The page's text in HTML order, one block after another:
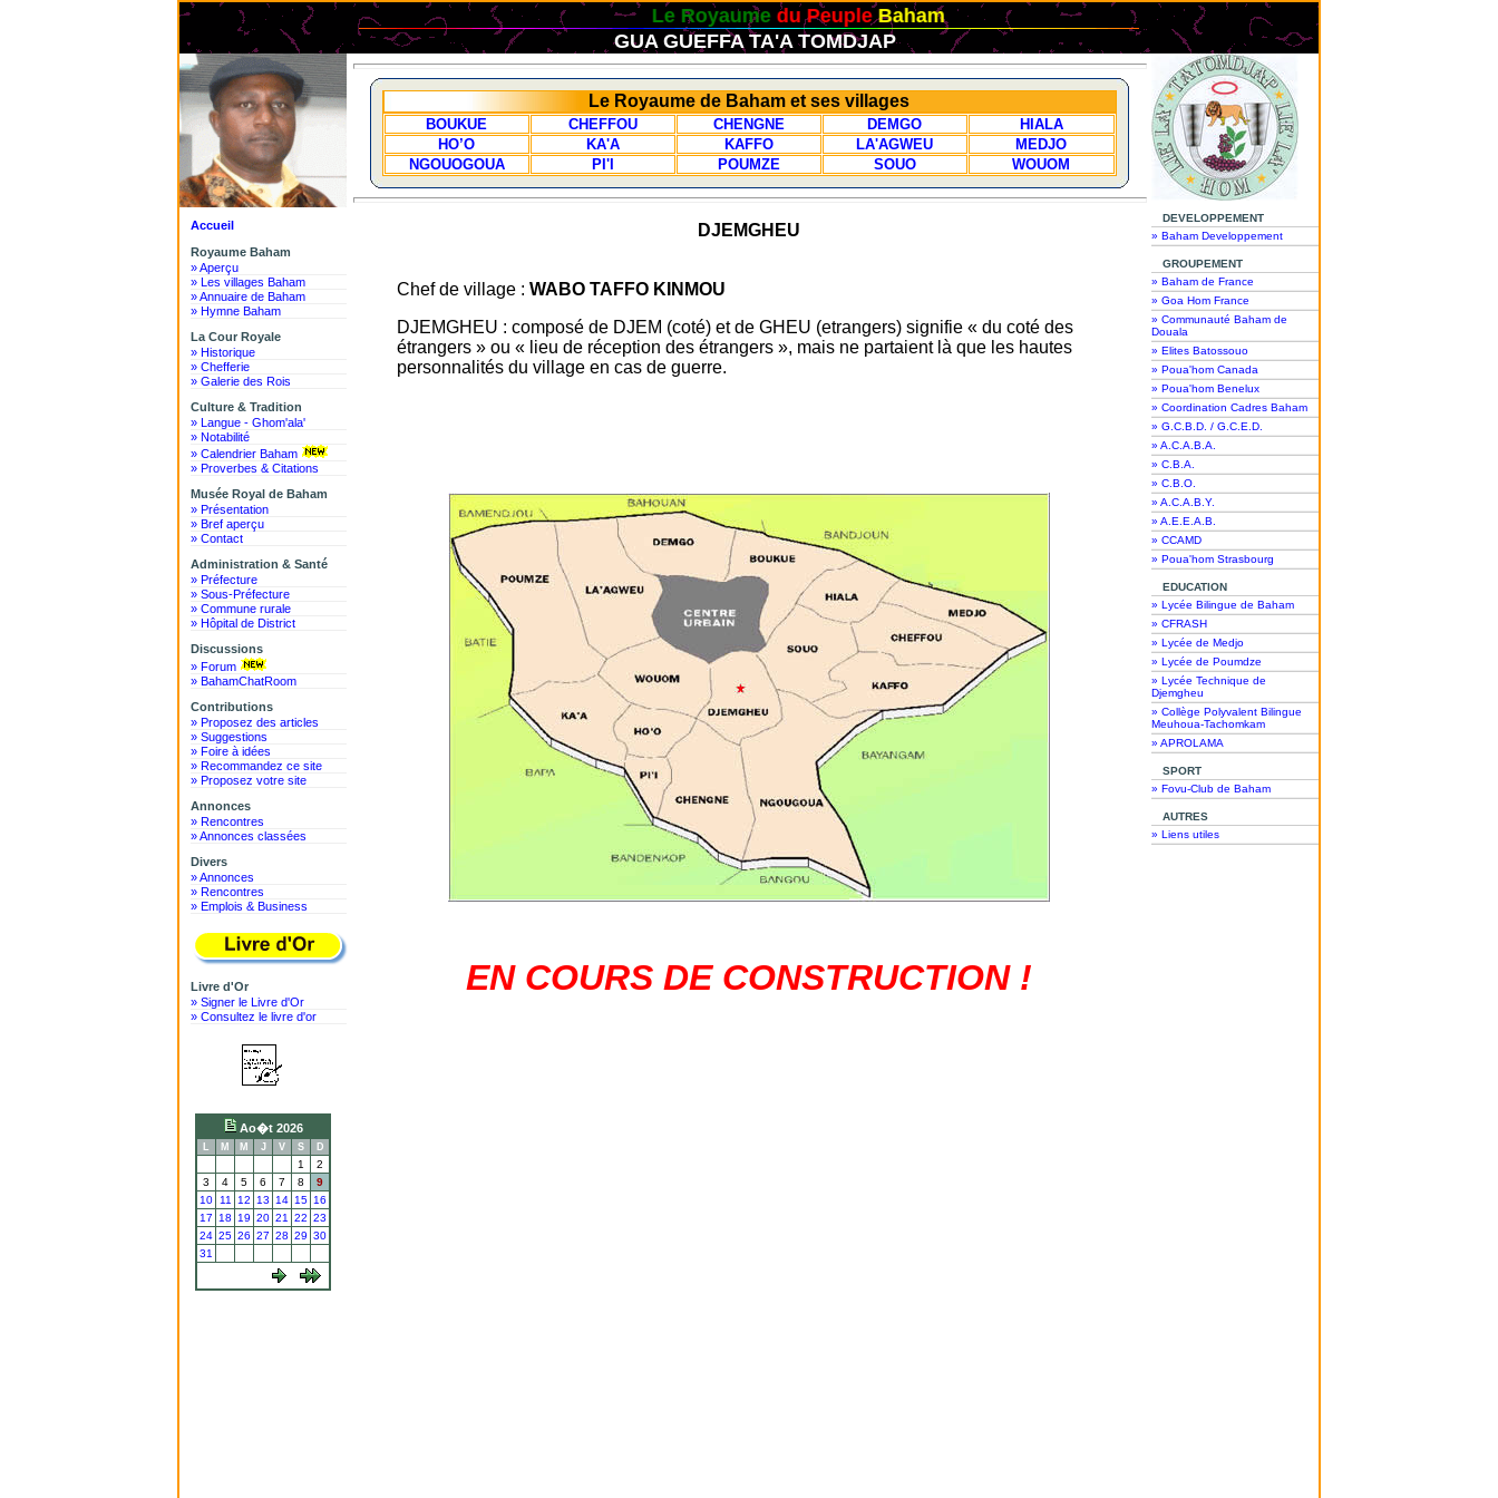
Le Royaumedu PeupleBaham
GUA GUEFFA TA'A TOMDJAP
Accueil
Royaume Baham
» Aperçu
» Les villages Baham
» Annuaire de Baham
» Hymne Baham
La Cour Royale
» Historique
» Chefferie
» Galerie des Rois
Culture & Tradition
» Langue - Ghom'ala'
» Notabilité
» Calendrier Baham
» Proverbes & Citations
Musée Royal de Baham
» Présentation
» Bref aperçu
» Contact
Administration & Santé
» Préfecture
» Sous-Préfecture
» Commune rurale
» Hôpital de District
Discussions
» Forum
» BahamChatRoom
Contributions
» Proposez des articles
» Suggestions
» Foire à idées
» Recommandez ce site
» Proposez votre site
Annonces
» Rencontres
» Annonces classées
Divers
» Annonces
» Rencontres
» Emplois & Business
Livre d'Or
» Signer le Livre d'Or
» Consultez le livre d'or
Ao�t 2026
L M M J V S D
1
2
3
4 5 6 7 8
9
10
11 12 13 14 15 16
17
18 19 20 21 22 23
24 25 26 27 28 29 30
31
DEVELOPPEMENT
» Baham Developpement
GROUPEMENT
» Baham de France
» Goa Hom France
» Communauté Baham de
Douala
» Elites Batossouo
» Poua'hom Canada
» Poua'hom Benelux
» Coordination Cadres Baham
» G.C.B.D. / G.C.E.D.
» A.C.A.B.A.
» C.B.A.
» C.B.O.
» A.C.A.B.Y.
» A.E.E.A.B.
» CCAMD
» Poua'hom Strasbourg
EDUCATION
» Lycée Bilingue de Baham
» CFRASH
» Lycée de Medjo
» Lycée de Poumdze
» Lycée Technique de
Djemgheu
» Collège Polyvalent Bilingue
Meuhoua-Tachomkam
» APROLAMA
SPORT
» Fovu-Club de Baham
AUTRES
» Liens utiles
Le Royaume de Baham et ses villages
BOUKUE CHEFFOU CHENGNE DEMGO
HIALA
HO’O
KA'A KAFFO LA'AGWEU
MEDJO
NGOUOGOUA
PI'I POUMZE SOUO WOUOM
DJEMGHEU
Chef de village : WABO TAFFO KINMOU
DJEMGHEU : composé de DJEM (coté) et de GHEU (etrangers) signifie « du coté des
étrangers » ou « lieu de réception des étrangers », mais ne partaient là que les hautes
personnalités du village en cas de guerre.
EN COURS DE CONSTRUCTION !